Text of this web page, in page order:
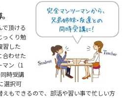
で頂ける
っくり勉
習した
合わせた
ン（1
時受講
選択可
もできるので、部活や習い事で忙しい方